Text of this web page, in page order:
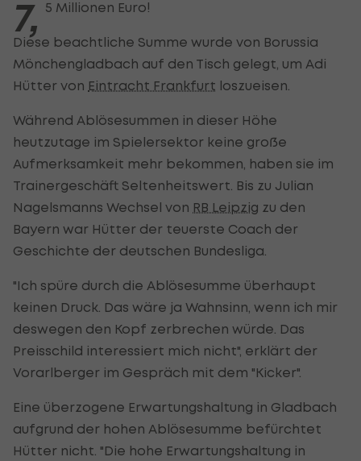
7, 5 Millionen Euro!
Diese beachtliche Summe wurde von Borussia
Mönchengladbach auf den Tisch gelegt, um Adi
Hütter von Eintracht Frankfurt loszueisen.
Während Ablösesummen in dieser Höhe
heutzutage im Spielersektor keine große
Aufmerksamkeit mehr bekommen, haben sie im
Trainergeschäft Seltenheitswert. Bis zu Julian
Nagelsmanns Wechsel von RB Leipzig zu den
Bayern war Hütter der teuerste Coach der
Geschichte der deutschen Bundesliga.
"Ich spüre durch die Ablösesumme überhaupt
keinen Druck. Das wäre ja Wahnsinn, wenn ich mir
deswegen den Kopf zerbrechen würde. Das
Preisschild interessiert mich nicht", erklärt der
Vorarlberger im Gespräch mit dem "Kicker".
Eine überzogene Erwartungshaltung in Gladbach
aufgrund der hohen Ablösesumme befürchtet
Hütter nicht. "Die hohe Erwartungshaltung in